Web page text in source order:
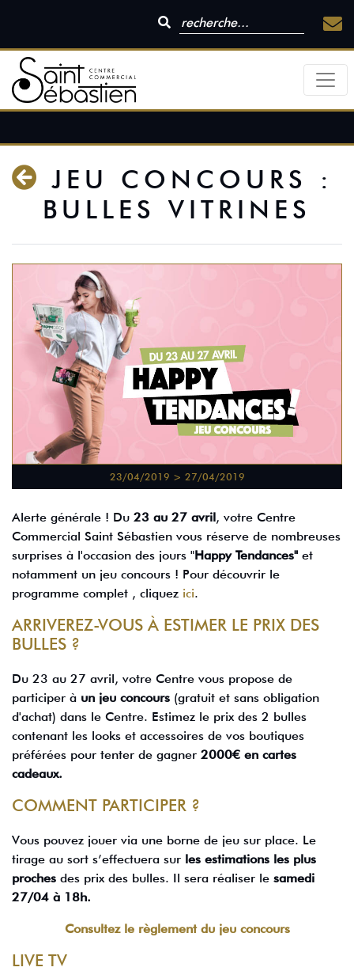
JEU CONCOURS :
BULLES VITRINES
23/04/2019 > 27/04/2019
Alerte générale ! Du 23 au 27 avril, votre Centre
Commercial Saint Sébastien vous réserve de nombreuses
surprises à l'occasion des jours "Happy Tendances" et
notamment un jeu concours ! Pour découvrir le
programme complet , cliquez ici.
ARRIVEREZ-VOUS À ESTIMER LE PRIX DES
BULLES ?
Du 23 au 27 avril, votre Centre vous propose de
participer à un jeu concours (gratuit et sans obligation
d'achat) dans le Centre. Estimez le prix des 2 bulles
contenant les looks et accessoires de vos boutiques
préférées pour tenter de gagner 2000€ en cartes
cadeaux.
COMMENT PARTICIPER ?
Vous pouvez jouer via une borne de jeu sur place. Le
tirage au sort s’effectuera sur les estimations les plus
proches des prix des bulles. Il sera réaliser le samedi
27/04 à 18h.
Consultez le règlement du jeu concours
LIVE TV